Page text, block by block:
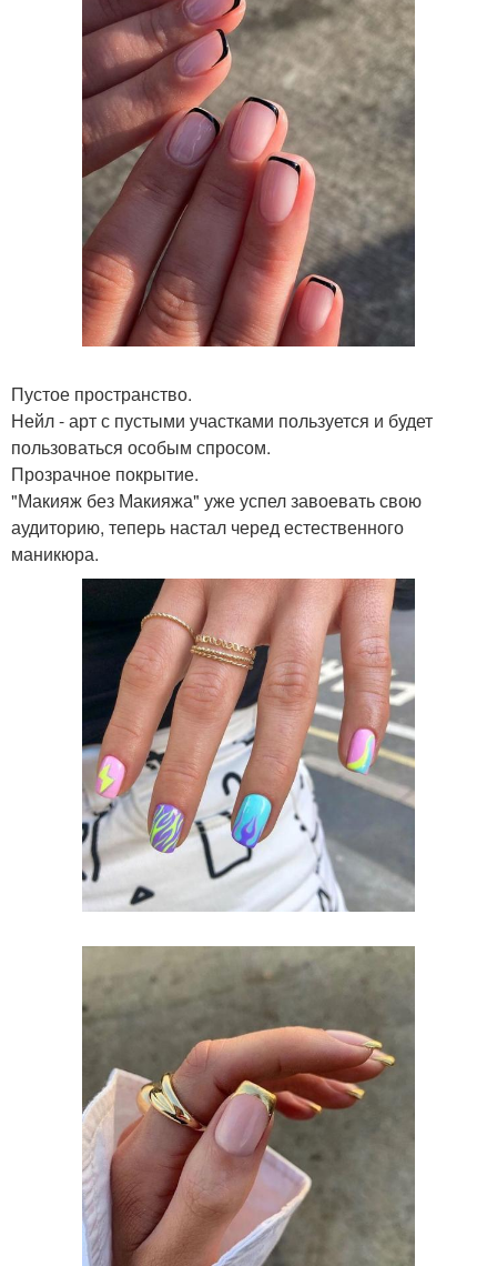
Пустое пространство.
Нейл - арт с пустыми участками пользуется и будет
пользоваться особым спросом.
Прозрачное покрытие.
"Макияж без Макияжа" уже успел завоевать свою
аудиторию, теперь настал черед естественного
маникюра.